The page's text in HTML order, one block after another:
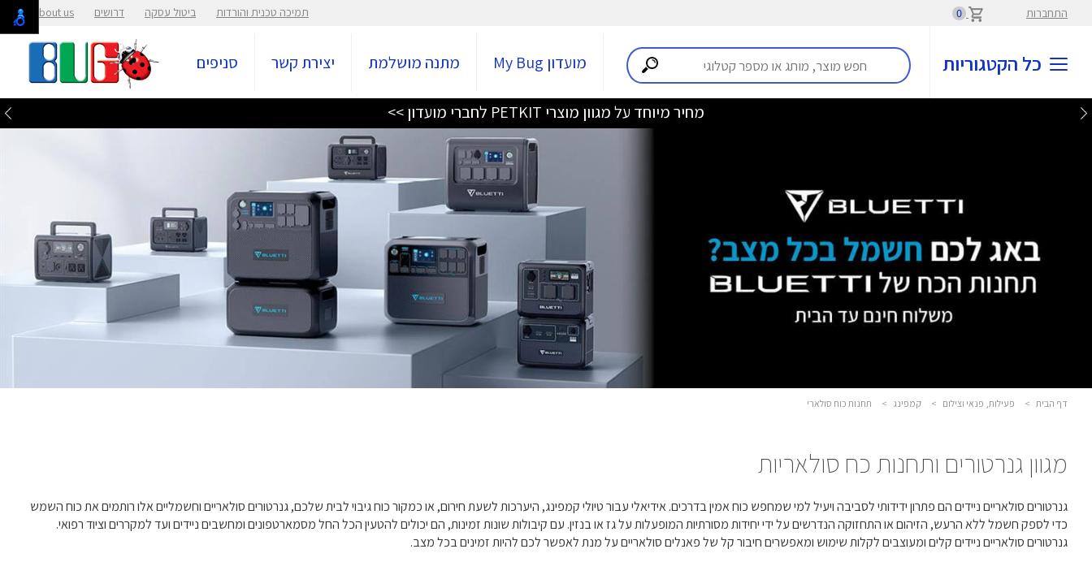
התחברות 0 תמיכה טכנית והורדות ביטול עסקה דרושים About us
כל הקטגוריות מועדון My Bug מתנה מושלמת יצירת קשר סניפים
מחיר מיוחד על מגוון מוצרי PETKIT לחברי מועדון >>
דף הבית > פעילות, פנאי וצילום > קמפינג > תחנות כוח סולארי
מגוון גנרטורים ותחנות כח סולאריות
גנרטורים סולאריים ניידים הם פתרון ידידותי לסביבה ויעיל למי שמחפש כוח אמין בדרכים. אידיאלי עבור טיולי קמפינג, היערכות לשעת חירום, או כמקור כוח גיבוי לבית שלכם, גנרטורים סולאריים וחשמליים אלו רותמים את כוח השמש
כדי לספק חשמל ללא הרעש, הזיהום או התחזוקה הנדרשים על ידי יחידות מסורתיות המופעלות על גז או בנזין. עם קיבולות שונות זמינות, הם יכולים להטעין הכל החל מסמארטפונים ומחשבים ניידים ועד למקררים וציוד רפואי.
גנרטורים סולאריים ניידים קלים ומעוצבים לקלות שימוש ומאפשרים חיבור קל של פאנלים סולאריים על מנת לאפשר לכם להיות זמינים בכל מצב.